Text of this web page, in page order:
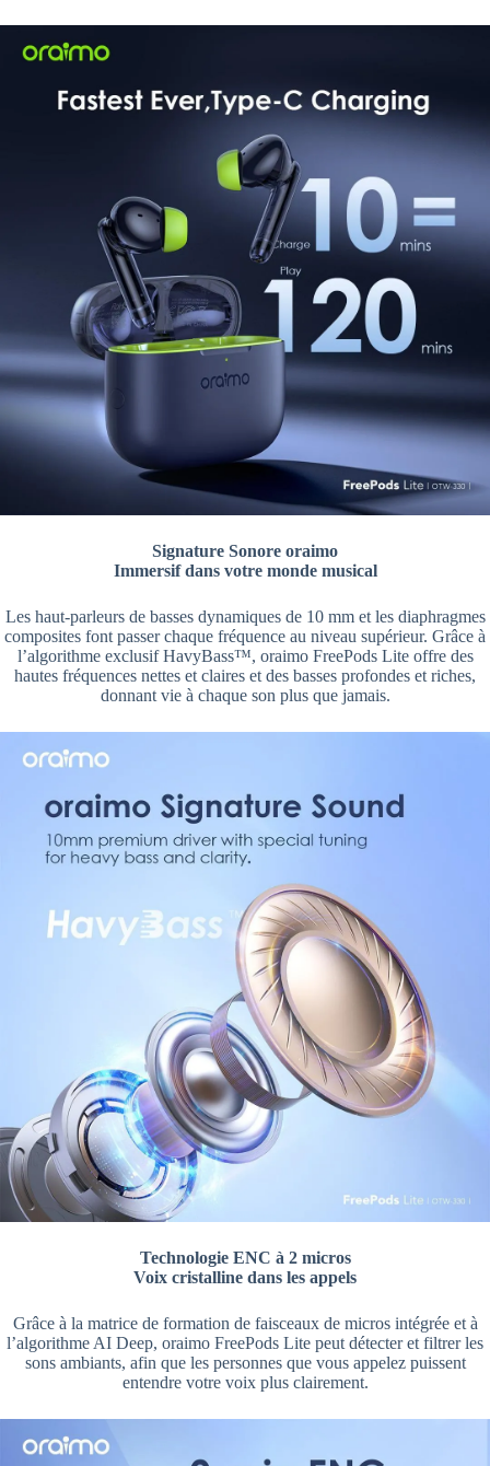
Signature Sonore oraimo
Immersif dans votre monde musical
Les haut-parleurs de basses dynamiques de 10 mm et les diaphragmes
composites font passer chaque fréquence au niveau supérieur. Grâce à
l’algorithme exclusif HavyBass™, oraimo FreePods Lite offre des
hautes fréquences nettes et claires et des basses profondes et riches,
donnant vie à chaque son plus que jamais.
Technologie ENC à 2 micros
Voix cristalline dans les appels
Grâce à la matrice de formation de faisceaux de micros intégrée et à
l’algorithme AI Deep, oraimo FreePods Lite peut détecter et filtrer les
sons ambiants, afin que les personnes que vous appelez puissent
entendre votre voix plus clairement.